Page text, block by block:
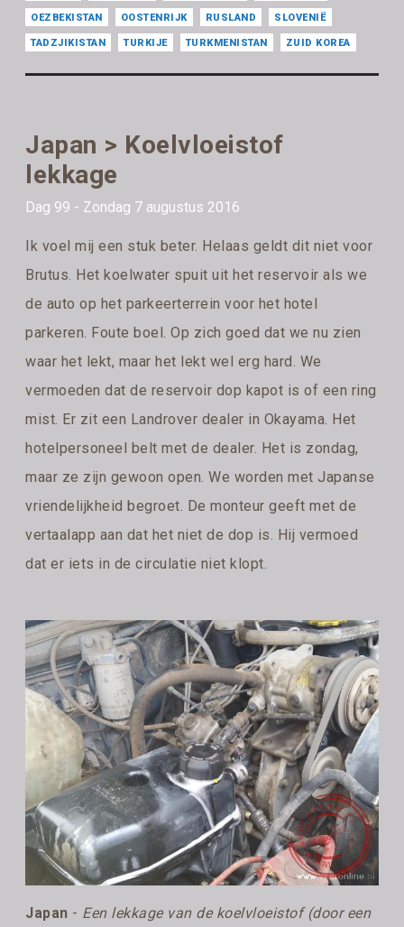
OEZBEKISTAN OOSTENRIJK RUSLAND SLOVENIË
TADZJIKISTAN TURKIJE TURKMENISTAN ZUID KOREA
Japan > Koelvloeistof
lekkage
Dag 99 - Zondag 7 augustus 2016
Ik voel mij een stuk beter. Helaas geldt dit niet voor
Brutus. Het koelwater spuit uit het reservoir als we
de auto op het parkeerterrein voor het hotel
parkeren. Foute boel. Op zich goed dat we nu zien
waar het lekt, maar het lekt wel erg hard. We
vermoeden dat de reservoir dop kapot is of een ring
mist. Er zit een Landrover dealer in Okayama. Het
hotelpersoneel belt met de dealer. Het is zondag,
maar ze zijn gewoon open. We worden met Japanse
vriendelijkheid begroet. De monteur geeft met de
vertaalapp aan dat het niet de dop is. Hij vermoed
dat er iets in de circulatie niet klopt.
Japan - Een lekkage van de koelvloeistof (door een